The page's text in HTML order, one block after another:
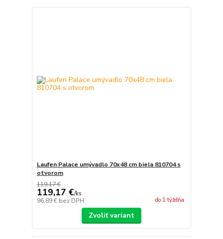
Laufen Palace umývadlo 70x48 cm biela 810704 s
otvorom
119,17 €
119,17 €/ks
96,89 € bez DPH do 1 týždňa
Zvoliť variant